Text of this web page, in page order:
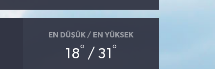
EN DÜŞÜK / EN YÜKSEK
18° / 31°